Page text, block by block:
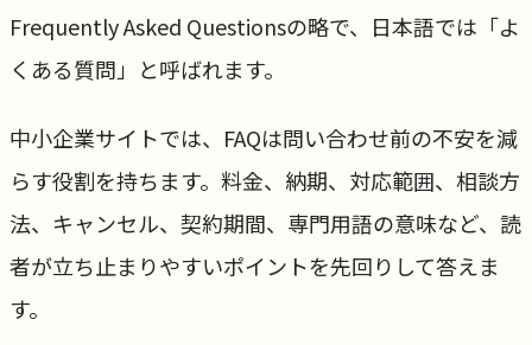
Frequently Asked Questionsの略で、日本語では「よ
くある質問」と呼ばれます。
中小企業サイトでは、FAQは問い合わせ前の不安を減
らす役割を持ちます。料金、納期、対応範囲、相談方
法、キャンセル、契約期間、専門用語の意味など、読
者が立ち止まりやすいポイントを先回りして答えま
す。